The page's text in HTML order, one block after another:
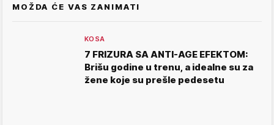
MOŽDA ĆE VAS ZANIMATI
KOSA
7 FRIZURA SA ANTI-AGE EFEKTOM:
Brišu godine u trenu, a idealne su za
žene koje su prešle pedesetu